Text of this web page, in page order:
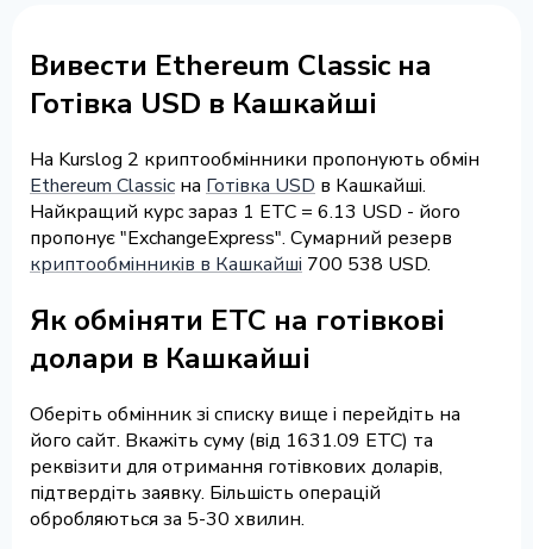
Вивести Ethereum Classic на
Готівка USD в Кашкайші
На Kurslog 2 криптообмінники пропонують обмін
Ethereum Classic на Готівка USD в Кашкайші.
Найкращий курс зараз 1 ETC = 6.13 USD - його
пропонує "ExchangeExpress". Сумарний резерв
криптообмінників в Кашкайші 700 538 USD.
Як обміняти ETC на готівкові
долари в Кашкайші
Оберіть обмінник зі списку вище і перейдіть на
його сайт. Вкажіть суму (від 1631.09 ETC) та
реквізити для отримання готівкових доларів,
підтвердіть заявку. Більшість операцій
обробляються за 5-30 хвилин.